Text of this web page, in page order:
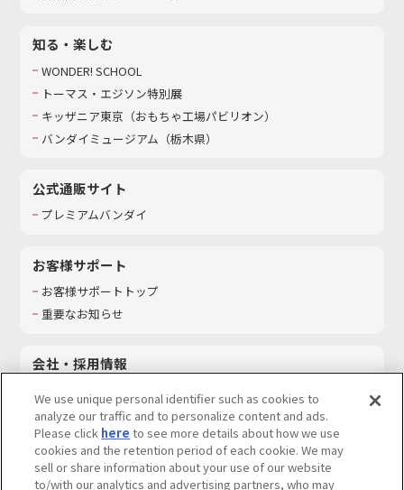
知る・楽しむ
WONDER! SCHOOL
トーマス・エジソン特別展
キッザニア東京（おもちゃ工場パビリオン）​
バンダイミュージアム（栃木県）
公式通販サイト
プレミアムバンダイ
お客様サポート
お客様サポートトップ
重要なお知らせ
会社・採用情報
採用情報
サステナビリティ
お問い合わせ
We use unique personal identifier such as cookies to
analyze our traffic and to personalize content and ads.
Please click here to see more details about how we use
cookies and the retention period of each cookie. We may
sell or share information about your use of our website
to/with our analytics and advertising partners, who may